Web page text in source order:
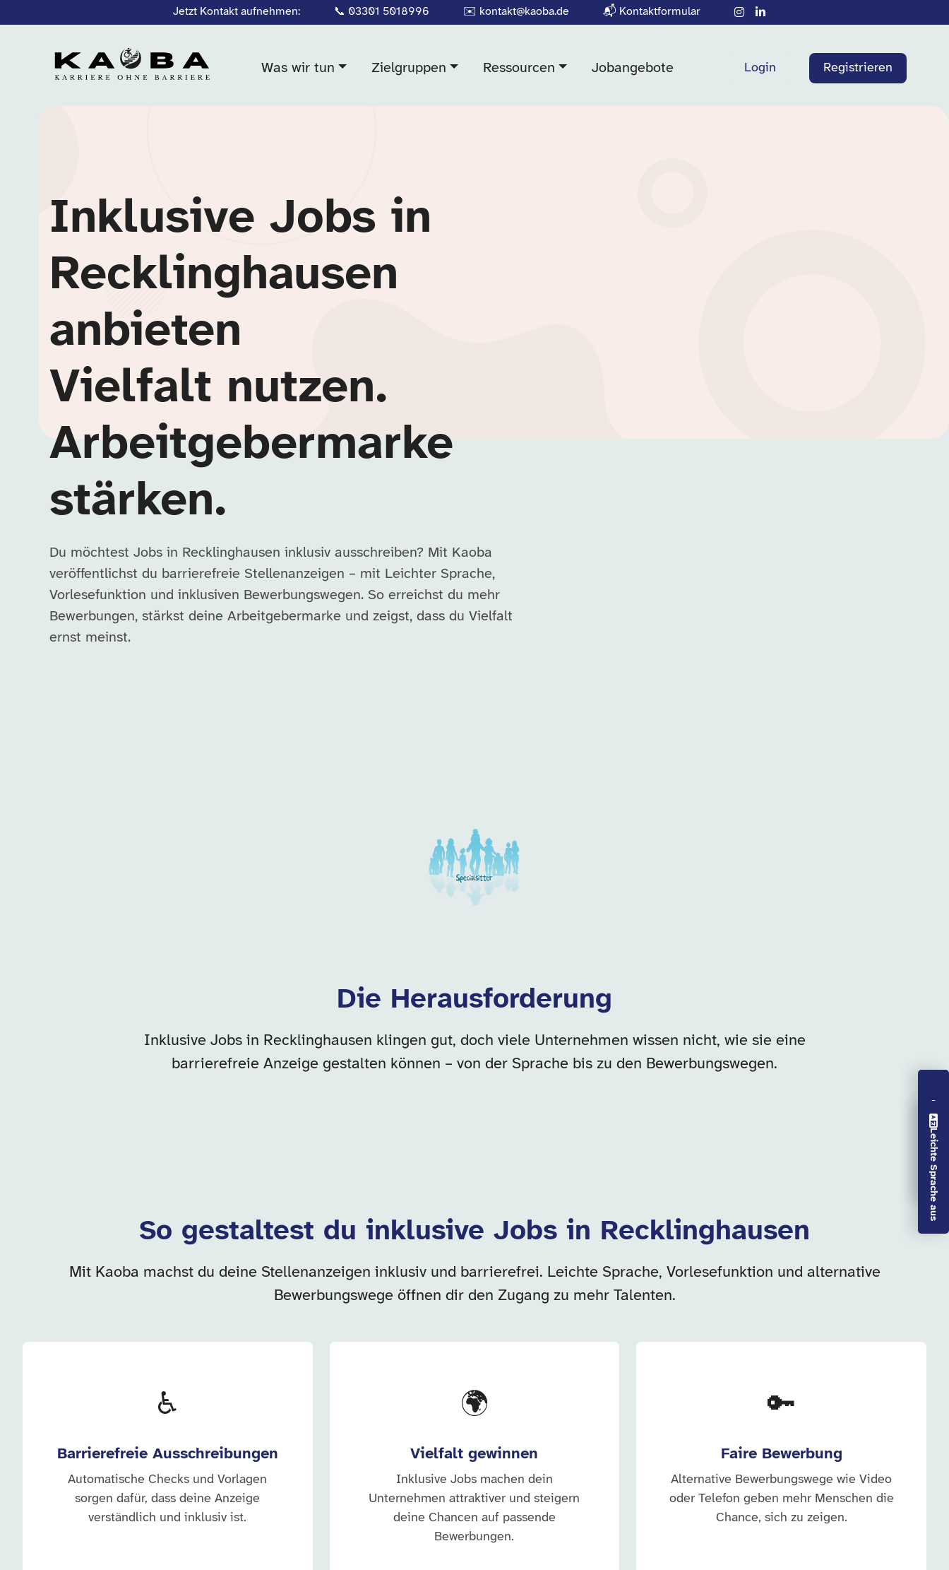
Vorlesen aus
Leichte Sprache aus
Jetzt Kontakt aufnehmen: 📞 03301 5018996 ✉️ kontakt@kaoba.de 📬 Kontaktformular
Was wir tun Zielgruppen Ressourcen Jobangebote Login Registrieren
Inklusive Jobs in
Recklinghausen
anbieten
Vielfalt nutzen.
Arbeitgebermarke
stärken.
Du möchtest Jobs in Recklinghausen inklusiv ausschreiben? Mit Kaoba
veröffentlichst du barrierefreie Stellenanzeigen – mit Leichter Sprache,
Vorlesefunktion und inklusiven Bewerbungswegen. So erreichst du mehr
Bewerbungen, stärkst deine Arbeitgebermarke und zeigst, dass du Vielfalt
ernst meinst.
Unsere Arbeitgeber in dieser Kategorie
Die Herausforderung
Inklusive Jobs in Recklinghausen klingen gut, doch viele Unternehmen wissen nicht, wie sie eine
barrierefreie Anzeige gestalten können – von der Sprache bis zu den Bewerbungswegen.
So gestaltest du inklusive Jobs in Recklinghausen
Mit Kaoba machst du deine Stellenanzeigen inklusiv und barrierefrei. Leichte Sprache, Vorlesefunktion und alternative
Bewerbungswege öffnen dir den Zugang zu mehr Talenten.
♿
Barrierefreie Ausschreibungen
Automatische Checks und Vorlagen
sorgen dafür, dass deine Anzeige
verständlich und inklusiv ist.
🌍
Vielfalt gewinnen
Inklusive Jobs machen dein
Unternehmen attraktiver und steigern
deine Chancen auf passende
Bewerbungen.
🔑
Faire Bewerbung
Alternative Bewerbungswege wie Video
oder Telefon geben mehr Menschen die
Chance, sich zu zeigen.